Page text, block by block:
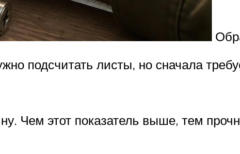
подсчитать листы, но сначала
Чем этот показатель выше, тем